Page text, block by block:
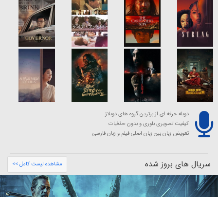
دوبله حرفه ای از برترین گروه های دوبلاژ
کیفیت تصویری بلوری و بدون حذفیات
تعویض زبان بین زبان اصلی فیلم و زبان فارسی
سریال های بروز شده مشاهده لیست کامل >>